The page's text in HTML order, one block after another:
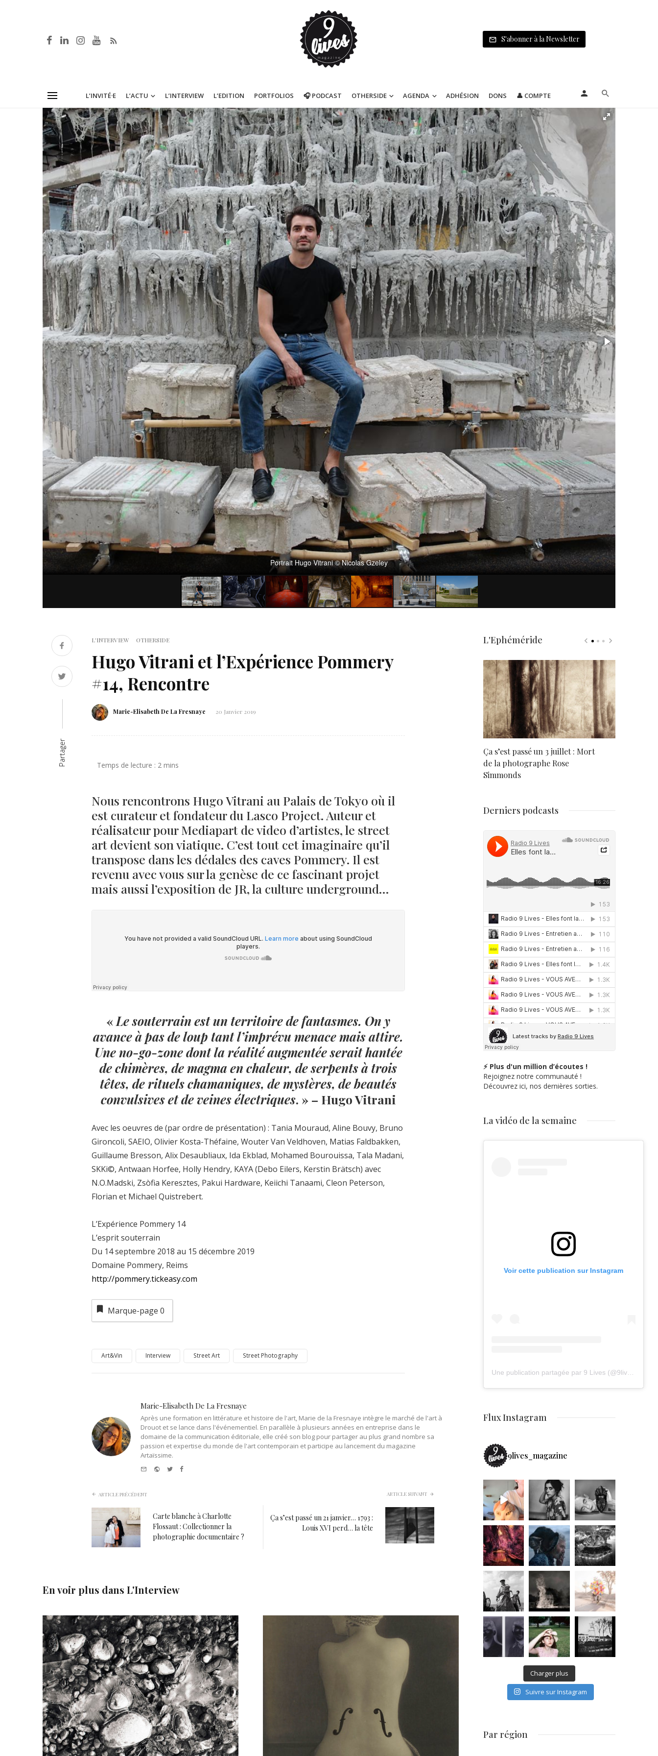
S'abonner à la Newsletter
L’INVITÉ·E L’ACTU L’INTERVIEW L’EDITION PORTFOLIOS 🎧 PODCAST OTHERSIDE AGENDA ADHÉSION DONS 👤 COMPTE
Portrait Hugo Vitrani © Nicolas Gzeley
Partager
L'INTERVIEW OTHERSIDE
Hugo Vitrani et l’Expérience Pommery
#14, Rencontre
Marie-Elisabeth De La Fresnaye 20 Janvier 2019
Nous rencontrons Hugo Vitrani au Palais de Tokyo où il
est curateur et fondateur du Lasco Project. Auteur et
réalisateur pour Mediapart de video d’artistes, le street
art devient son viatique. C’est tout cet imaginaire qu’il
transpose dans les dédales des caves Pommery. Il est
revenu avec vous sur la genèse de ce fascinant projet
mais aussi l’exposition de JR, la culture underground…
« Le souterrain est un territoire de fantasmes. On y
avance à pas de loup tant l’imprévu menace mais attire.
Une no-go-zone dont la réalité augmentée serait hantée
de chimères, de magma en chaleur, de serpents à trois
têtes, de rituels chamaniques, de mystères, de beautés
convulsives et de veines électriques. » – Hugo Vitrani
Avec les oeuvres de (par ordre de présentation) : Tania Mouraud, Aline Bouvy, Bruno
Gironcoli, SAEIO, Olivier Kosta-Théfaine, Wouter Van Veldhoven, Matias Faldbakken,
Guillaume Bresson, Alix Desaubliaux, Ida Ekblad, Mohamed Bourouissa, Tala Madani,
SKKi©, Antwaan Horfee, Holly Hendry, KAYA (Debo Eilers, Kerstin Brätsch) avec
N.O.Madski, Zsòfia Keresztes, Pakui Hardware, Keiichi Tanaami, Cleon Peterson,
Florian et Michael Quistrebert.
L’Expérience Pommery 14
L’esprit souterrain
Du 14 septembre 2018 au 15 décembre 2019
Domaine Pommery, Reims
http://pommery.tickeasy.com
Marque-page 0
Art&Vin Interview Street Art Street Photography
Marie-Elisabeth De La Fresnaye
Après une formation en littérature et histoire de l'art, Marie de la Fresnaye intègre le marché de l'art à
Drouot et se lance dans l'événementiel. En parallèle à plusieurs années en entreprise dans le
domaine de la communication éditoriale, elle créé son blog pour partager au plus grand nombre sa
passion et expertise du monde de l'art contemporain et participe au lancement du magazine
Artaïssime.
Website
TwitterFacebook
ARTICLE PRÉCÉDENT
Carte blanche à Charlotte
Flossaut : Collectionner la
photographie documentaire ?
ARTICLE SUIVANT
Ça s’est passé un 21 janvier… 1793 :
Louis XVI perd… la tête
En voir plus dans L'Interview
L'Ephéméride
Ça s’est passé un 3 juillet : Mort
de la photographe Rose
Simmonds
Derniers podcasts
⚡ Plus d'un million d’écoutes !
Rejoignez notre communauté !
Découvrez ici, nos dernières sorties.
La vidéo de la semaine
Voir cette publication sur Instagram
Flux Instagram
9lives_magazine
Charger plus
Suivre sur Instagram
Par région